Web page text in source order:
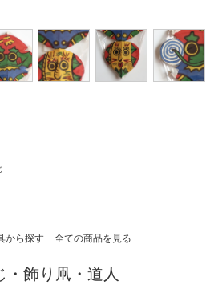
から探す 全ての商品を見る
・飾り凧・道人